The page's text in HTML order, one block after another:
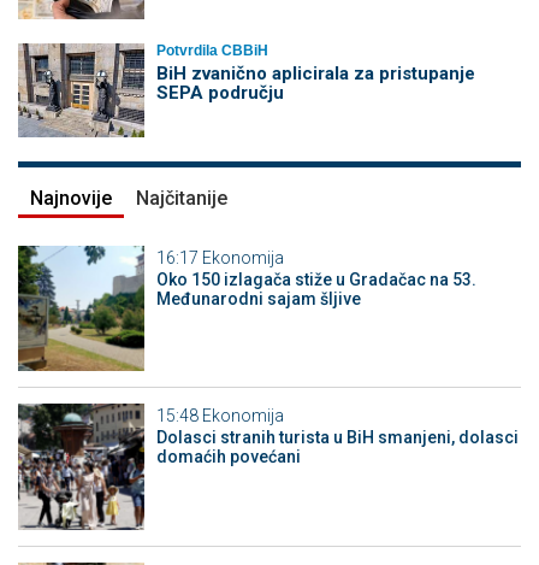
Potvrdila CBBiH
BiH zvanično aplicirala za pristupanje
SEPA području
Najnovije Najčitanije
16:17 Ekonomija
Oko 150 izlagača stiže u Gradačac na 53.
Međunarodni sajam šljive
15:48 Ekonomija
Dolasci stranih turista u BiH smanjeni, dolasci
domaćih povećani